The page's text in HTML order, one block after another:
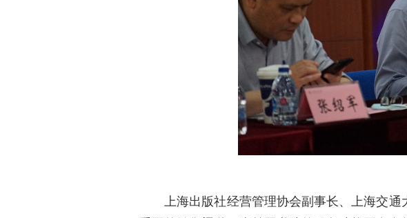
上海出版社经营管理协会副事长、上海交通